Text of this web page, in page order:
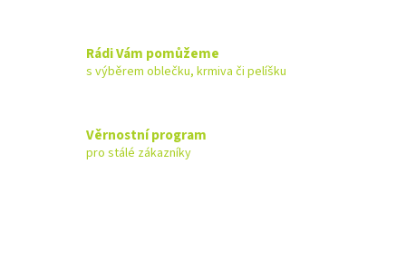
Rádi Vám pomůžeme
s výběrem oblečku, krmiva či pelíšku
Věrnostní program
pro stálé zákazníky